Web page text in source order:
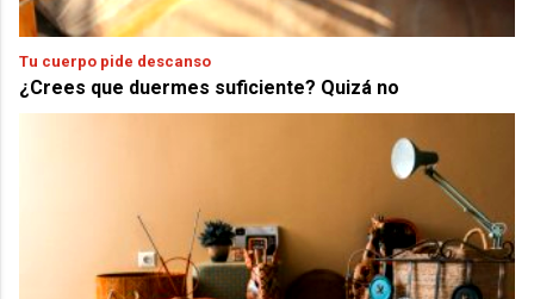
Tu cuerpo pide descanso
¿Crees que duermes suficiente? Quizá no